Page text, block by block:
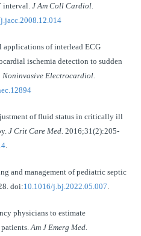
interval.J Am Coll Cardiol.
applications of interlead ECG
ischemia detection to sudden
Noninvasive Electrocardiol.
of fluid status in critically ill
J Crit Care Med. 2016;31(2):205-
.
and management of pediatric septic
doi:10.1016/j.bj.2022.05.007.
physicians to estimate
Am J Emerg Med.